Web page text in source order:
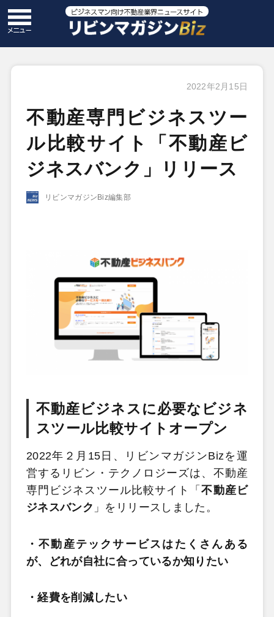
2022年2月15日
不動産専門ビジネスツー
ル比較サイト「不動産ビ
ジネスバンク」リリース
リビンマガジンBiz編集部
不動産ビジネスに必要なビジネ
スツール比較サイトオープン
2022年２月15日、リビンマガジンBizを運
営するリビン・テクノロジーズは、不動産
専門ビジネスツール比較サイト「不動産ビ
ジネスバンク 」をリリースしました。
・不動産テックサービスはたくさんある
が、どれが自社に合っているか知りたい
・経費を削減したい